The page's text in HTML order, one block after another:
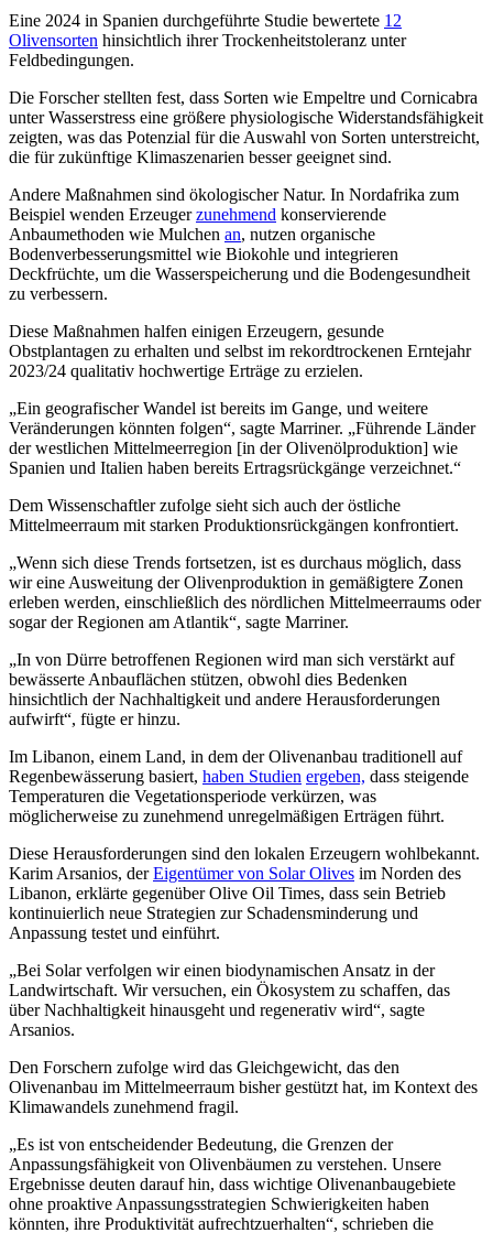
Eine 2024 in Spanien durchgeführte Studie bewertete 12
Olivensorten hinsichtlich ihrer Trockenheitstoleranz unter
Feldbedingungen.
Die Forscher stellten fest, dass Sorten wie Empeltre und Cornicabra
unter Wasserstress eine größere physiologische Widerstandsfähigkeit
zeigten, was das Potenzial für die Auswahl von Sorten unterstreicht,
die für zukünftige Klimaszenarien besser geeignet sind.
Andere Maßnahmen sind ökologischer Natur. In Nordafrika zum
Beispiel wenden Erzeugerzunehmend konservierende
Anbaumethoden wie Mulchen an, nutzen organische
Bodenverbesserungsmittel wie Biokohle und integrieren
Deckfrüchte, um die Wasserspeicherung und die Bodengesundheit
zu verbessern.
Diese Maßnahmen halfen einigen Erzeugern, gesunde
Obstplantagen zu erhalten und selbst im rekordtrockenen Erntejahr
2023/24 qualitativ hochwertige Erträge zu erzielen.
„Ein geogra­fi­scher Wandel ist bereits im Gange, und weitere
Veränderungen könnten folgen“, sagte Marriner. „Führende Länder
der westlichen Mittelmeer­region [in der Olivenöl­pro­duk­tion] wie
Spanien und Italien haben bereits Ertrags­rück­gänge ver­zeichnet.“
Dem Wissenschaftler zufolge sieht sich auch der östliche
Mittelmeerraum mit starken Produktionsrückgängen konfrontiert.
„Wenn sich diese Trends fortsetzen, ist es durchaus möglich, dass
wir eine Ausweitung der Olivenproduktion in gemäßigtere Zonen
erleben werden, einschließlich des nördlichen Mittelmeerraums oder
sogar der Regionen am Atlantik“, sagte Marriner.
„In von Dürre betroffenen Regionen wird man sich verstärkt auf
bewässerte Anbauflächen stützen, obwohl dies Bedenken
hinsichtlich der Nachhaltigkeit und andere Herausforderungen
aufwirft“, fügte er hinzu.
Im Libanon, einem Land, in dem der Olivenanbau traditionell auf
Regenbewässerung basiert, haben Studien ergeben, dass steigende
Temperaturen die Vegetationsperiode verkürzen, was
möglicherweise zu zunehmend unregelmäßigen Erträgen führt.
Diese Herausforderungen sind den lokalen Erzeugern wohlbekannt.
Karim Arsanios, derEigentümer von Solar Olives im Norden des
Libanon, erklärte gegenüber Olive Oil Times, dass sein Betrieb
kontinuierlich neue Strategien zur Schadensminderung und
Anpassung testet und einführt.
„Bei Solar verfolgen wir einen biodynamischen Ansatz in der
Landwirtschaft. Wir versuchen, ein Ökosystem zu schaffen, das
über Nachhaltigkeit hinausgeht und regenerativ wird“, sagte
Arsanios.
Den Forschern zufolge wird das Gleichgewicht, das den
Olivenanbau im Mittelmeerraum bisher gestützt hat, im Kontext des
Klimawandels zunehmend fragil.
„Es ist von entscheidender Bedeutung, die Grenzen der
Anpassungsfähigkeit von Olivenbäumen zu verstehen. Unsere
Ergebnisse deuten darauf hin, dass wichtige Olivenanbaugebiete
ohne proaktive Anpassungsstrategien Schwierigkeiten haben
könnten, ihre Produktivität aufrechtzuerhalten“, schrieben die